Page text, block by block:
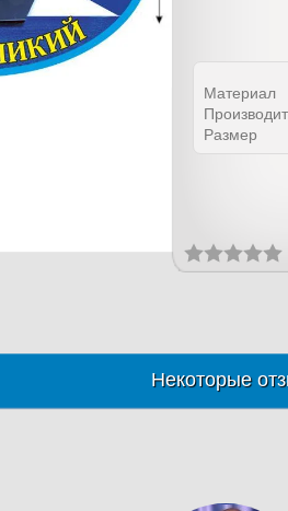
Материал
Размер
Некоторые